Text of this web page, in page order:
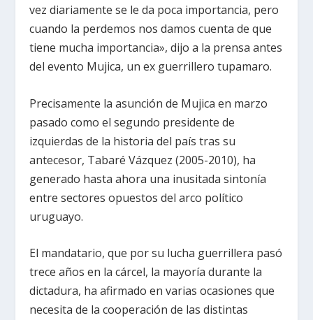
vez diariamente se le da poca importancia, pero
cuando la perdemos nos damos cuenta de que
tiene mucha importancia», dijo a la prensa antes
del evento Mujica, un ex guerrillero tupamaro.
Precisamente la asunción de Mujica en marzo
pasado como el segundo presidente de
izquierdas de la historia del país tras su
antecesor, Tabaré Vázquez (2005-2010), ha
generado hasta ahora una inusitada sintonía
entre sectores opuestos del arco político
uruguayo.
El mandatario, que por su lucha guerrillera pasó
trece años en la cárcel, la mayoría durante la
dictadura, ha afirmado en varias ocasiones que
necesita de la cooperación de las distintas